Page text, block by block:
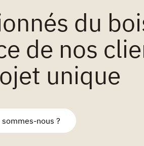
du
de nos
unique
sommes-nous ?